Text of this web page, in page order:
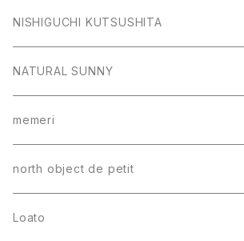
NISHIGUCHI KUTSUSHITA
NATURAL SUNNY
memeri
north object de petit
Loato